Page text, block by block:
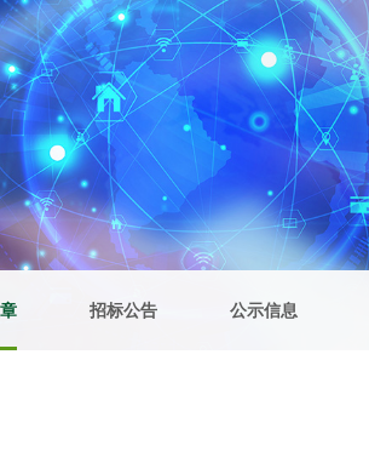
三废监测
二噁英检测
矿山资源调查
环境风险评估
案
提供一站式
方案。
产品质量鉴定
固废危废鉴定
土壤场地调查
生态环境检测
消毒检测备案
空气净化检测
公共卫生检测
招标公告 公示信息